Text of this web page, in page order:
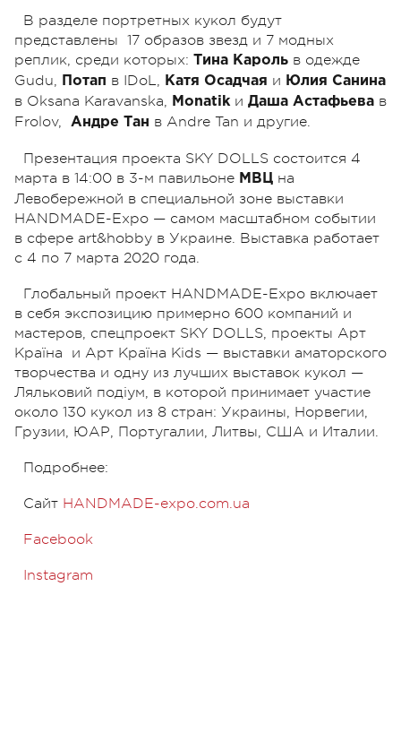
В разделе портретных кукол будут
представлены 17 образов звезд и 7 модных
реплик, среди которых: Тина Кароль в одежде
Gudu,
Потап в IDoL, Катя Осадчая и Юлия Санина
в Oksana Karavanska, Monatikи Даша Астафьева в
Frolov,
Андре Тан в Andre Tan и другие.
Презентация проекта SKY DOLLS состоится 4
марта в 14:00 в 3-м павильоне МВЦ на
Левобережной в специальной зоне выставки
HANDMADE-Expo — самом масштабном событии
в сфере art&hobby в Украине. Выставка работает
с 4 по 7 марта 2020 года.
Глобальный проект HANDMADE-Expo включает
в себя экспозицию примерно 600 компаний и
мастеров, спецпроект SKY DOLLS, проекты Арт
Країна и Арт Країна Kids — выставки аматорского
творчества и одну из лучших выставок кукол —
Ляльковий подіум, в которой принимает участие
около 130 кукол из 8 стран: Украины, Норвегии,
Грузии, ЮАР, Португалии, Литвы, США и Италии.
Подробнее:
Сайт HANDMADE-expo.com.ua
Facebook
Instagram